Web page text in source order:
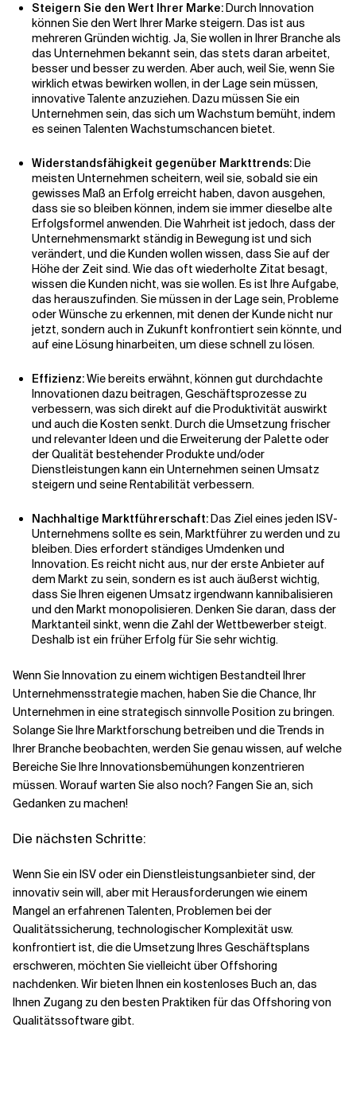
Steigern Sie den Wert Ihrer Marke:Durch Innovation
können Sie den Wert Ihrer Marke steigern. Das ist aus
mehreren Gründen wichtig. Ja, Sie wollen in Ihrer Branche als
das Unternehmen bekannt sein, das stets daran arbeitet,
besser und besser zu werden. Aber auch, weil Sie, wenn Sie
wirklich etwas bewirken wollen, in der Lage sein müssen,
innovative Talente anzuziehen. Dazu müssen Sie ein
Unternehmen sein, das sich um Wachstum bemüht, indem
es seinen Talenten Wachstumschancen bietet.
Widerstandsfähigkeit gegenüber Markttrends:Die
meisten Unternehmen scheitern, weil sie, sobald sie ein
gewisses Maß an Erfolg erreicht haben, davon ausgehen,
dass sie so bleiben können, indem sie immer dieselbe alte
Erfolgsformel anwenden. Die Wahrheit ist jedoch, dass der
Unternehmensmarkt ständig in Bewegung ist und sich
verändert, und die Kunden wollen wissen, dass Sie auf der
Höhe der Zeit sind. Wie das oft wiederholte Zitat besagt,
wissen die Kunden nicht, was sie wollen. Es ist Ihre Aufgabe,
das herauszufinden. Sie müssen in der Lage sein, Probleme
oder Wünsche zu erkennen, mit denen der Kunde nicht nur
jetzt, sondern auch in Zukunft konfrontiert sein könnte, und
auf eine Lösung hinarbeiten, um diese schnell zu lösen.
Effizienz:Wie bereits erwähnt, können gut durchdachte
Innovationen dazu beitragen, Geschäftsprozesse zu
verbessern, was sich direkt auf die Produktivität auswirkt
und auch die Kosten senkt. Durch die Umsetzung frischer
und relevanter Ideen und die Erweiterung der Palette oder
der Qualität bestehender Produkte und/oder
Dienstleistungen kann ein Unternehmen seinen Umsatz
steigern und seine Rentabilität verbessern.
Nachhaltige Marktführerschaft:Das Ziel eines jeden ISV-
Unternehmens sollte es sein, Marktführer zu werden und zu
bleiben. Dies erfordert ständiges Umdenken und
Innovation. Es reicht nicht aus, nur der erste Anbieter auf
dem Markt zu sein, sondern es ist auch äußerst wichtig,
dass Sie Ihren eigenen Umsatz irgendwann kannibalisieren
und den Markt monopolisieren. Denken Sie daran, dass der
Marktanteil sinkt, wenn die Zahl der Wettbewerber steigt.
Deshalb ist ein früher Erfolg für Sie sehr wichtig.
Wenn Sie Innovation zu einem wichtigen Bestandteil Ihrer
Unternehmensstrategie machen, haben Sie die Chance, Ihr
Unternehmen in eine strategisch sinnvolle Position zu bringen.
Solange Sie Ihre Marktforschung betreiben und die Trends in
Ihrer Branche beobachten, werden Sie genau wissen, auf welche
Bereiche Sie Ihre Innovationsbemühungen konzentrieren
müssen. Worauf warten Sie also noch? Fangen Sie an, sich
Gedanken zu machen!
Die nächsten Schritte:
Wenn Sie ein ISV oder ein Dienstleistungsanbieter sind, der
innovativ sein will, aber mit Herausforderungen wie einem
Mangel an erfahrenen Talenten, Problemen bei der
Qualitätssicherung, technologischer Komplexität usw.
konfrontiert ist, die die Umsetzung Ihres Geschäftsplans
erschweren, möchten Sie vielleicht über Offshoring
nachdenken. Wir bieten Ihnen ein kostenloses Buch an, das
Ihnen Zugang zu den besten Praktiken für das Offshoring von
Qualitätssoftware gibt.